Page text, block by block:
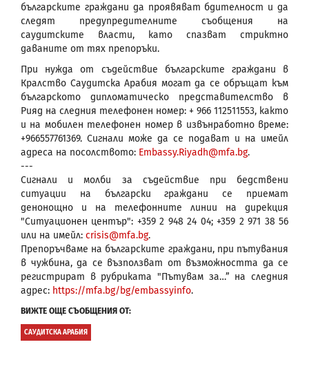
българските граждани да проявяват бдителност и да
следят предупредителните съобщения на
саудитските власти, като спазват стриктно
даваните от тях препоръки.
При нужда от съдействие българските граждани в
Кралство Саудитска Арабия могат да се обръщат към
българското дипломатическо представителство в
Рияд на следния телефонен номер: + 966 112511553, както
и на мобилен телефонен номер в извънработно време:
+966557761369. Сигнали може да се подават и на имейл
адреса на посолството: Embassy.Riyadh@mfa.bg.
---
Сигнали и молби за съдействие при бедствени
ситуации на български граждани се приемат
денонощно и на телефонните линии на дирекция
"Ситуационен център": +359 2 948 24 04; +359 2 971 38 56
или на имейл: crisis@mfa.bg.
Препоръчваме на българските граждани, при пътувания
в чужбина, да се възползват от възможността да се
регистрират в рубриката "Пътувам за…” на следния
адрес: https://mfa.bg/bg/embassyinfo.
ВИЖТЕ ОЩЕ СЪОБЩЕНИЯ ОТ:
САУДИТСКА АРАБИЯ